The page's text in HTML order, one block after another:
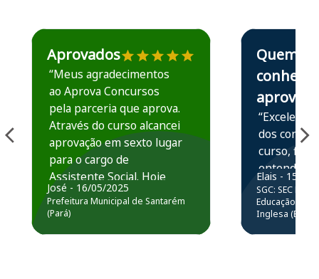
Estudante José recomenda o Aprova Concursos em
Aprovados
“Meus agradecimentos
ao Aprova Concursos
pela parceria que aprova.
Através do curso alcancei
aprovação em sexto lugar
para o cargo de
Assistente Social. Hoje
estou atuando na
Prefeitura de Santarém.
José - 16/05/2025
Prefeitura Municipal de Santarém
(Pará)
Estudante Elais
Quem
conhece,
aprova
“Excelente
dos
curso,
entender e
prática
resolução
questões.”
Elais - 15/07/
SGC: SEC BA
Educação
Inglesa (Edital